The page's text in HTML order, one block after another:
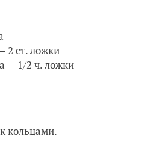
2 ст. ложки
— 1/2 ч. ложки
кольцами.